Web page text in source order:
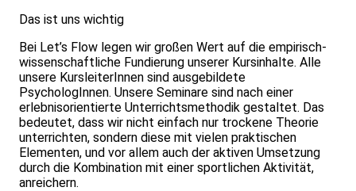
Das ist uns wichtig
Bei Let’s Flow legen wir großen Wert auf die empirisch-
wissenschaftliche Fundierung unserer Kursinhalte. Alle
unsere KursleiterInnen sind ausgebildete
PsychologInnen. Unsere Seminare sind nach einer
erlebnisorientierte Unterrichtsmethodik gestaltet. Das
bedeutet, dass wir nicht einfach nur trockene Theorie
unterrichten, sondern diese mit vielen praktischen
Elementen, und vor allem auch der aktiven Umsetzung
durch die Kombination mit einer sportlichen Aktivität,
anreichern.